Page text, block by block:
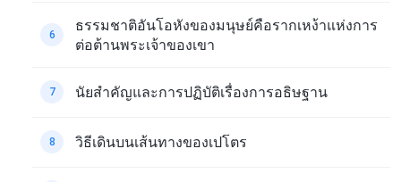
6
ธรรมชาติอันโอหังของมนุษย์คือรากเหง้าแห่งการ
ต่อต้านพระเจ้าของเขา
7 นัยสำคัญและการปฏิบัติเรื่องการอธิษฐาน
8 วิธีเดินบนเส้นทางของเปโตร